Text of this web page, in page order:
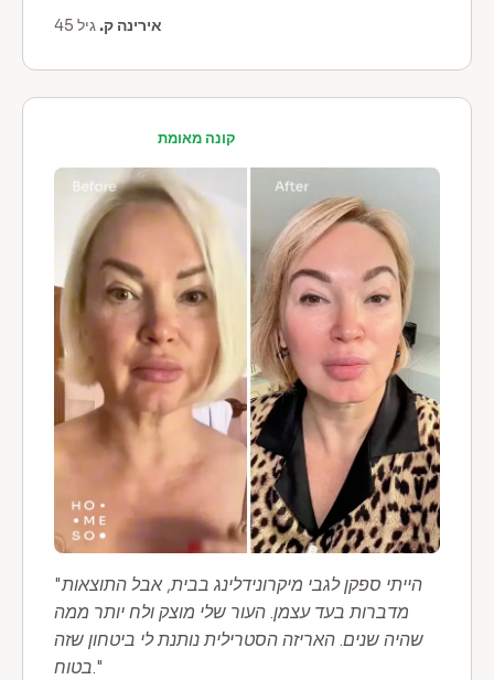
אירינה ק. גיל 45
קונה מאומת
"הייתי ספקן לגבי מיקרונידלינג בבית, אבל התוצאות
מדברות בעד עצמן. העור שלי מוצק ולח יותר ממה
שהיה שנים. האריזה הסטרילית נותנת לי ביטחון שזה
בטוח."